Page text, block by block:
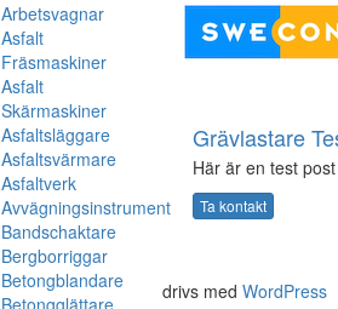
Arbetsvagnar
Asfalt
Fräsmaskiner
Asfalt
Skärmaskiner
Asfaltsläggare
Asfaltsvärmare
Asfaltverk
Avvägningsinstrument
Bandschaktare
Bergborriggar
Betongblandare
Betongglättare
Grävlastare
Här är en test
Ta kontakt
drivs med WordPress